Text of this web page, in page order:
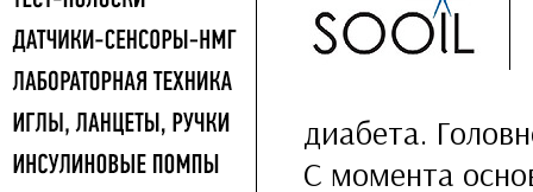
диабета.
С момента